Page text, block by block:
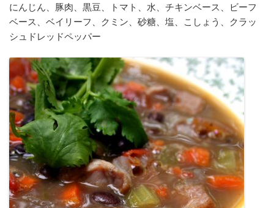
にんじん、豚肉、黒豆、トマト、水、チキンベース、ビーフ
ベース、ベイリーフ、クミン、砂糖、塩、こしょう、クラッ
シュドレッドペッパー